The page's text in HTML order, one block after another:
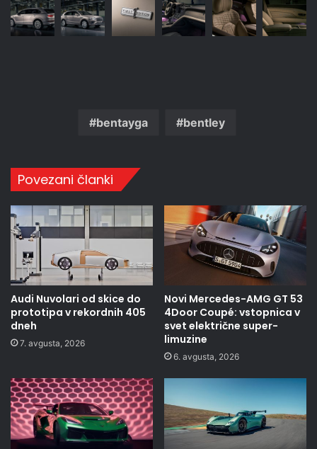
bentayga bentley
Povezani članki
Audi Nuvolari od skice do
prototipa v rekordnih 405
dneh
7. avgusta, 2026
Novi Mercedes-AMG GT 53
4Door Coupé: vstopnica v
svet električne super-
limuzine
6. avgusta, 2026